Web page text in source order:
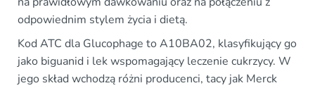
odpowiednim stylem życia i dietą.
Kod ATC dla Glucophage to A10BA02, klasyfikujący go
jako biguanid i lek wspomagający leczenie cukrzycy. W
jego skład wchodzą różni producenci, tacy jak Merck